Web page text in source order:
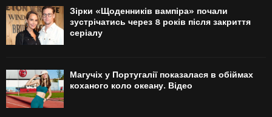
Зірки «Щоденників вампіра» почали
зустрічатись через 8 років після закриття
серіалу
Магучіх у Португалії показалася в обіймах
коханого коло океану. Відео